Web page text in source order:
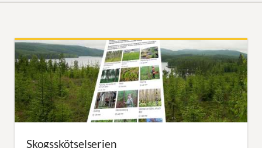
Skogsskötselserien